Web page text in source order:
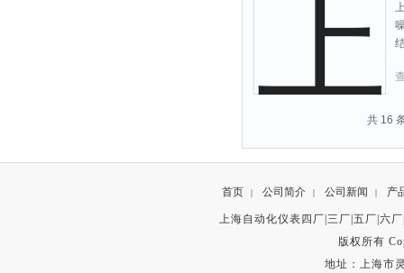
共 16
首页 | 公司简介 | 公司新闻 | 产
上海自动化仪表四厂|三厂|五厂|六
版权所有
地址：上海市